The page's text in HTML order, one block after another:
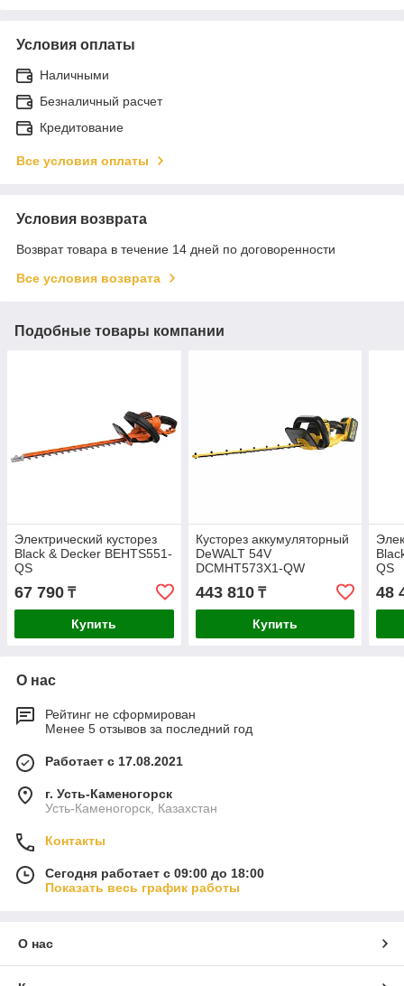
Условия оплаты
Наличными
Безналичный расчет
Кредитование
Все условия оплаты
Условия возврата
Возврат товара в течение 14 дней по договоренности
Все условия возврата
Подобные товары компании
Электрический кусторез
Black & Decker BEHTS551-
QS
67 790 ₸
Купить
Кусторез аккумуляторный
DeWALT 54V
DCMHT573X1-QW
443 810₸
Купить
QS
48
О нас
Рейтинг не сформирован
Менее 5 отзывов за последний год
Работает с 17.08.2021
г. Усть-Каменогорск
Усть-Каменогорск, Казахстан
Контакты
Сегодня работает с 09:00 до 18:00
Показать весь график работы
О нас